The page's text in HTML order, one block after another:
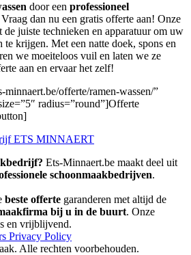
door een professioneel
Vraag dan nu een gratis offerte aan! Onze
de juiste technieken en apparatuur om uw
te krijgen. Met een natte doek, spons en
we moeiteloos vuil en laten we ze
aan en ervaar het zelf!
minnaert.be/offerte/ramen-wassen/”
radius=”round”]Offerte
Ets-Minnaert.be maakt deel uit
schoonmaakbedrijven.
beste offerte garanderen met altijd de
bij u in de buurt. Onze
en vrijblijvend.
Privacy Policy
Alle rechten voorbehouden.